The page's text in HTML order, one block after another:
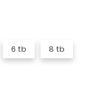
6 tb 8 tb